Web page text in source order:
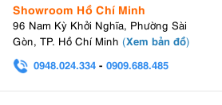
Showroom Hồ Chí Minh
96 Nam Kỳ Khởi Nghĩa, Phường Sài
Gòn, TP. Hồ Chí Minh (Xem bản đồ)
0948.024.334 - 0909.688.485